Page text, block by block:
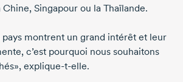
Singapour ou la Thaïlande.
pays montrent un grand intérêt et leur
c’est pourquoi nous souhaitons
explique-t-elle.